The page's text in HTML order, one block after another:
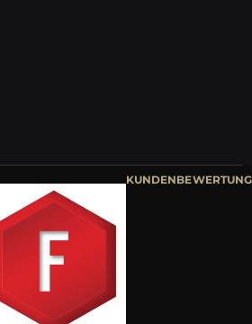
KUNDENBEWERTUNG